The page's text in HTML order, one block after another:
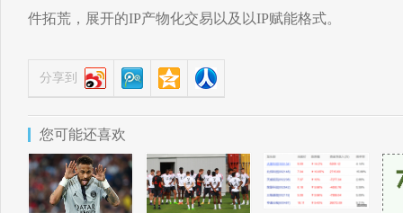
件拓荒，展开的IP产物化交易以及以IP赋能格式。
分享到
您可能还喜欢